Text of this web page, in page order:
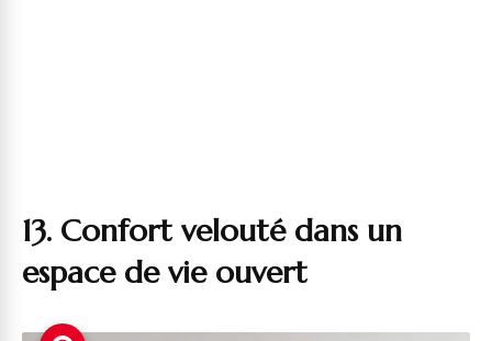
13. Confort velouté dans un
espace de vie ouvert